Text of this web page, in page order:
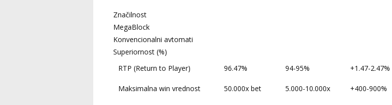
Značilnost
MegaBlock
Konvencionalni avtomati
Superiornost (%)
RTP (Return to Player)
96.47% 94-95% +1.47-2.47%
Maksimalna win vrednost 50.000x bet 5.000-10.000x +400-900%